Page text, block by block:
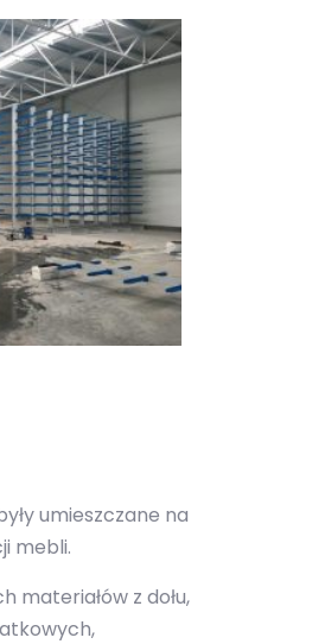
umieszczane na
mebli.
materiałów z dołu,